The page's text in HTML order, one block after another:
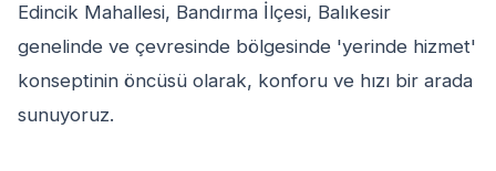
Edincik Mahallesi, Bandırma İlçesi, Balıkesir
genelinde ve çevresinde bölgesinde 'yerinde hizmet'
konseptinin öncüsü olarak, konforu ve hızı bir arada
sunuyoruz.